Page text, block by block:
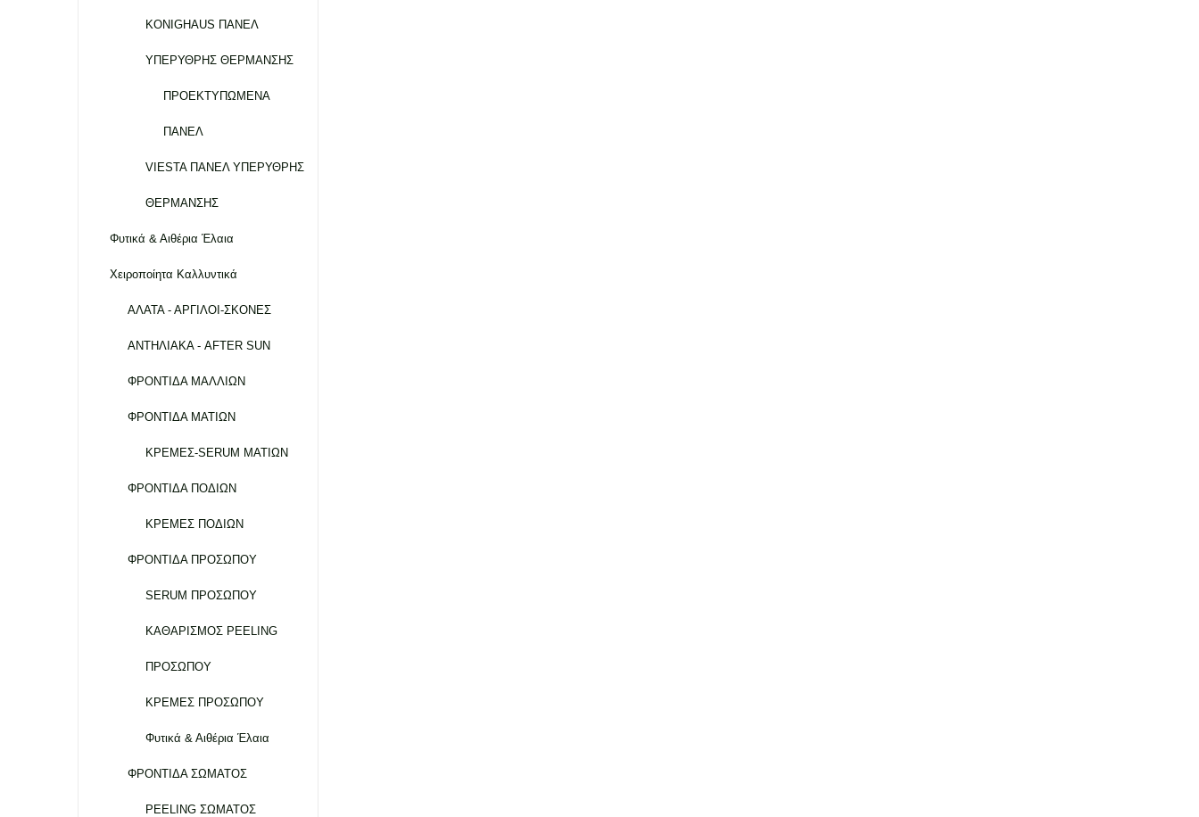
KONIGHAUS ΠΑΝΕΛ
ΥΠΕΡΥΘΡΗΣ ΘΕΡΜΑΝΣΗΣ
ΠΡΟΕΚΤΥΠΩΜΕΝΑ
ΠΑΝΕΛ
VIESTA ΠΑΝΕΛ ΥΠΕΡΥΘΡΗΣ
ΘΕΡΜΑΝΣΗΣ
Φυτικά & Αιθέρια Έλαια
Χειροποίητα Καλλυντικά
ΑΛΑΤΑ - ΑΡΓΙΛΟΙ-ΣΚΟΝΕΣ
ΑΝΤΗΛΙΑΚΑ - AFTER SUN
ΦΡΟΝΤΙΔΑ ΜΑΛΛΙΩΝ
ΦΡΟΝΤΙΔΑ ΜΑΤΙΩΝ
ΚΡΕΜΕΣ-SERUM ΜΑΤΙΩΝ
ΦΡΟΝΤΙΔΑ ΠΟΔΙΩΝ
ΚΡΕΜΕΣ ΠΟΔΙΩΝ
ΦΡΟΝΤΙΔΑ ΠΡΟΣΩΠΟΥ
SERUM ΠΡΟΣΩΠΟΥ
ΚΑΘΑΡΙΣΜΟΣ PEELING
ΠΡΟΣΩΠΟΥ
ΚΡΕΜΕΣ ΠΡΟΣΩΠΟΥ
Φυτικά & Αιθέρια Έλαια
ΦΡΟΝΤΙΔΑ ΣΩΜΑΤΟΣ
PEELING ΣΩΜΑΤΟΣ